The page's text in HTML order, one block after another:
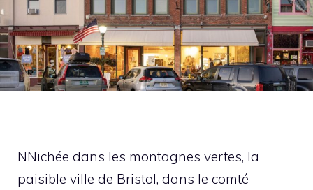
NNichée dans les montagnes vertes, la
paisible ville de Bristol, dans le comté